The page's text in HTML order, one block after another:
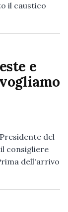
il caustico
e
del
consigliere
dell'arrivo